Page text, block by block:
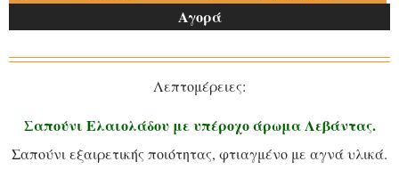
Αγορά
Λεπτομέρειες:
Σαπούνι Ελαιολάδου με υπέροχο άρωμα Λεβάντας.
Σαπούνι εξαιρετικής ποιότητας, φτιαγμένο με αγνά υλικά.